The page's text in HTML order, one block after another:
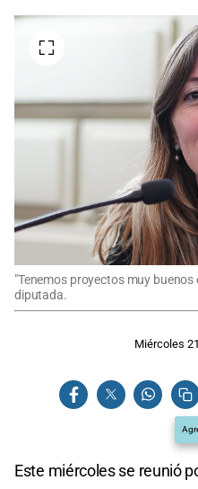
"Tenemos proyectos muy
diputada.
Miércoles
Este miércoles se reunió